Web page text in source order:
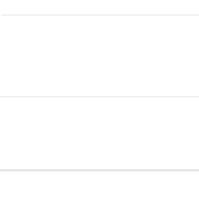
salivarius, B. lactis, S.